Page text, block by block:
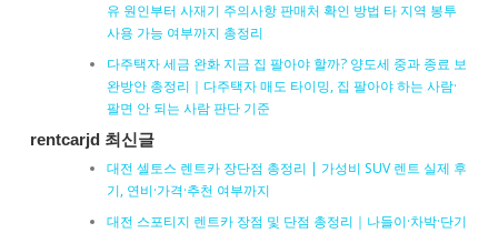
유 원인부터 사재기 주의사항 판매처 확인 방법 타 지역 봉투
사용 가능 여부까지 총정리
다주택자 세금 완화 지금 집 팔아야 할까? 양도세 중과 종료 보
완방안 총정리｜다주택자 매도 타이밍, 집 팔아야 하는 사람·
팔면 안 되는 사람 판단 기준
rentcarjd 최신글
대전 셀토스 렌트카 장단점 총정리 | 가성비 SUV 렌트 실제 후
기, 연비·가격·추천 여부까지
대전 스포티지 렌트카 장점 및 단점 총정리｜나들이·차박·단기